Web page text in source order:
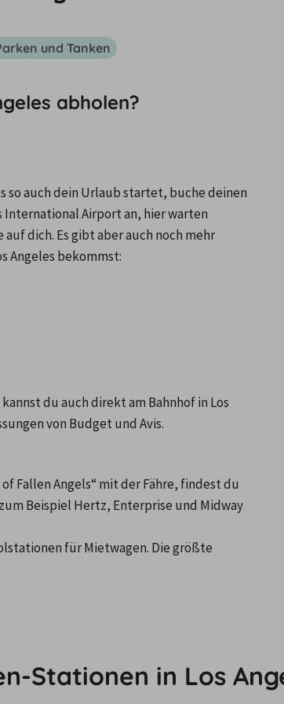
und Tanken
abholen?
so auch dein Urlaub startet, buche deinen
International Airport an, hier warten
dich. Es gibt aber auch noch mehr
Angeles bekommst:
du auch direkt am Bahnhof in Los
von Budget und Avis.
Fallen Angels“ mit der Fähre, findest du
Beispiel Hertz, Enterprise und Midway
für Mietwagen. Die größte
Stationen in Los